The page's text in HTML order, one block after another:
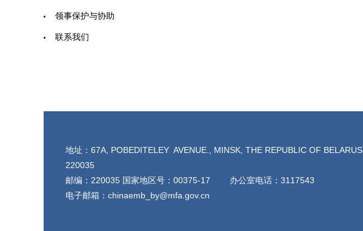
领事保护与协助
联系我们
地址：67A, POBEDITELEY AVENUE., MINSK, THE REPUBLIC OF BELARUS,
220035
邮编：220035 国家地区号：00375-17 办公室电话：3117543
电子邮箱：chinaemb_by@mfa.gov.cn